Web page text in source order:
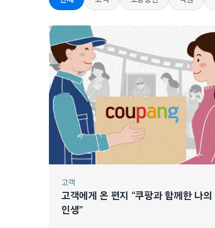
고객
고객에게 온 편지 “쿠팡과 함께한 나의
인생”